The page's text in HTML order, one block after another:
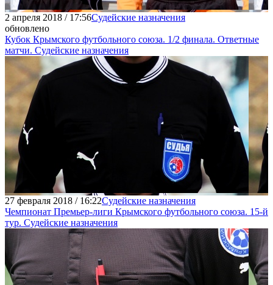
2 апреля 2018 / 17:56Судейские назначения
обновлено
Кубок Крымского футбольного союза. 1/2 финала. Ответные
матчи. Судейские назначения
27 февраля 2018 / 16:22Судейские назначения
Чемпионат Премьер-лиги Крымского футбольного союза. 15-й
тур. Судейские назначения